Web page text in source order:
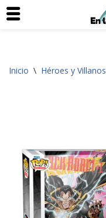
al
Inicio \ Héroes y Villanos